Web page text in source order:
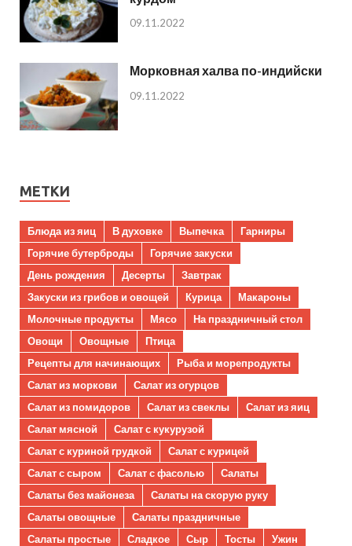
09.11.2022
Морковная халва по-индийски
09.11.2022
МЕТКИ
Блюда из яиц В духовке Выпечка
Гарниры
Горячие бутерброды
Горячие закуски
День рождения
Десерты
Завтрак
Закуски из грибов и овощей
Курица
Макароны
Молочные продукты
Мясо
На праздничный стол
Овощи
Овощные
Птица
Рецепты для начинающих
Рыба и морепродукты
Салат из моркови
Салат из огурцов
Салат из помидоров
Салат из свеклы
Салат из яиц
Салат мясной
Салат с кукурузой
Салат с куриной грудкой
Салат с курицей
Салат с сыром
Салат с фасолью
Салаты
Салаты без майонеза
Салаты на скорую руку
Салаты овощные
Салаты праздничные
Салаты простые
Сладкое Сыр Тосты
Ужин